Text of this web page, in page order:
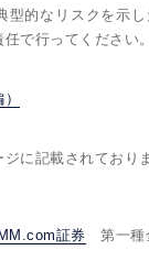
型的なリスクを示
で行ってください。
に記載されており
証券 第一種